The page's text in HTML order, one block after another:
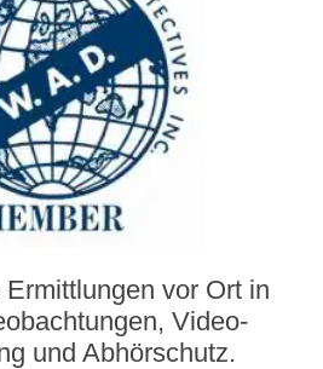
vor Ort in
Video­­
und Abhörschutz.